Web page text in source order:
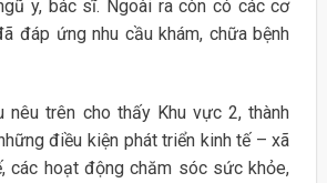
y, bác sĩ. Ngoài ra còn có các cơ
đáp ứng nhu cầu khám, chữa bệnh
nêu trên cho thấy Khu vực 2, thành
điều kiện phát triển kinh tế – xã
các hoạt động chăm sóc sức khỏe,